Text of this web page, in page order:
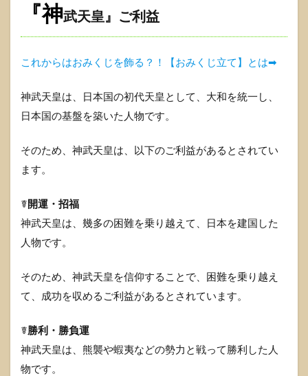
『神武天皇』ご利益
これからはおみくじを飾る？！【おみくじ立て】とは➡
神武天皇は、日本国の初代天皇として、大和を統一し、
日本国の基盤を築いた人物です。
そのため、神武天皇は、以下のご利益があるとされてい
ます。
☤開運・招福
神武天皇は、幾多の困難を乗り越えて、日本を建国した
人物です。
そのため、神武天皇を信仰することで、困難を乗り越え
て、成功を収めるご利益があるとされています。
☤勝利・勝負運
神武天皇は、熊襲や蝦夷などの勢力と戦って勝利した人
物です。